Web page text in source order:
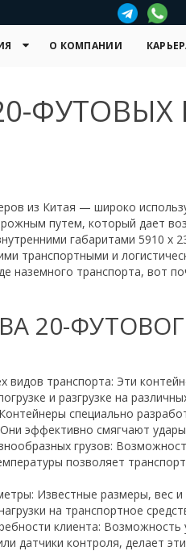
О КОМПАНИИ
из Китая — широко
путем, который дает
габаритами 5910
транспортными и
наземного транспорта, вот
20-
видов транспорта: Эти
и разгрузке на
специально
эффективно смягчают
грузов:
позволяет
Известные размеры, вес
на транспортное
клиента:
датчики контроля, делает